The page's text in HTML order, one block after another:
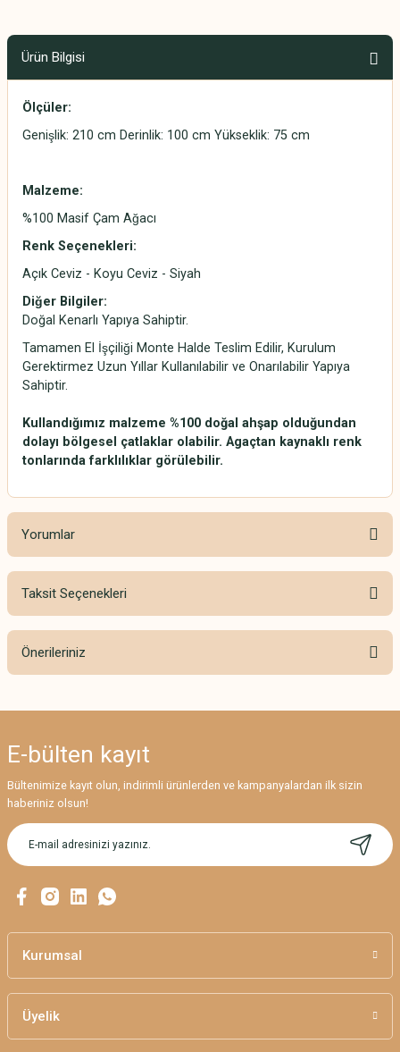
Ürün Bilgisi
Ölçüler:
Genişlik: 210 cm Derinlik: 100 cm Yükseklik: 75 cm
Malzeme:
%100 Masif Çam Ağacı
Renk Seçenekleri:
Açık Ceviz - Koyu Ceviz - Siyah
Diğer Bilgiler:
Doğal Kenarlı Yapıya Sahiptir.
Tamamen El İşçiliği Monte Halde Teslim Edilir, Kurulum
Gerektirmez Uzun Yıllar Kullanılabilir ve Onarılabilir Yapıya
Sahiptir.
Kullandığımız malzeme %100 doğal ahşap olduğundan
dolayı bölgesel çatlaklar olabilir. Agaçtan kaynaklı renk
tonlarında farklılıklar görülebilir.
Yorumlar
Bu ürüne ilk yorumu siz yapın!
Taksit Seçenekleri
Önerileriniz
Görüş ve önerileriniz için teşekkür ederiz.
Ürün resmi kalitesiz, bozuk veya görüntülenemiyor.
Ürün açıklamasında eksik bilgiler bulunuyor.
Ürün bilgilerinde hatalar bulunuyor.
Bu ürüne benzer farklı alternatifler olmalı.
E-bülten kayıt
Bültenimize kayıt olun, indirimli ürünlerden ve kampanyalardan ilk sizin
haberiniz olsun!
Kurumsal
Üyelik